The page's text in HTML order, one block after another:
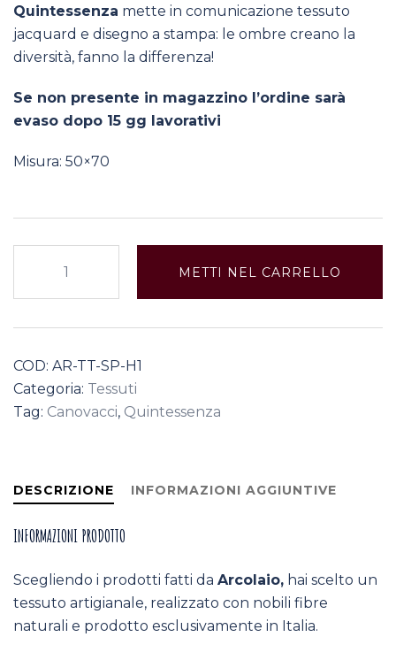
Quintessenza mette in comunicazione tessuto
jacquard e disegno a stampa: le ombre creano la
diversità, fanno la differenza!
Se non presente in magazzino l’ordine sarà
evaso dopo 15 gg lavorativi
Misura: 50×70
towel"
quantità
METTI NEL CARRELLO
COD: AR-TT-SP-H1
Categoria: Tessuti
Tag: Canovacci, Quintessenza
DESCRIZIONE INFORMAZIONI AGGIUNTIVE
INFORMAZIONI PRODOTTO
Scegliendo i prodotti fatti da Arcolaio, hai scelto un
tessuto artigianale, realizzato con nobili fibre
naturali e prodotto esclusivamente in Italia.